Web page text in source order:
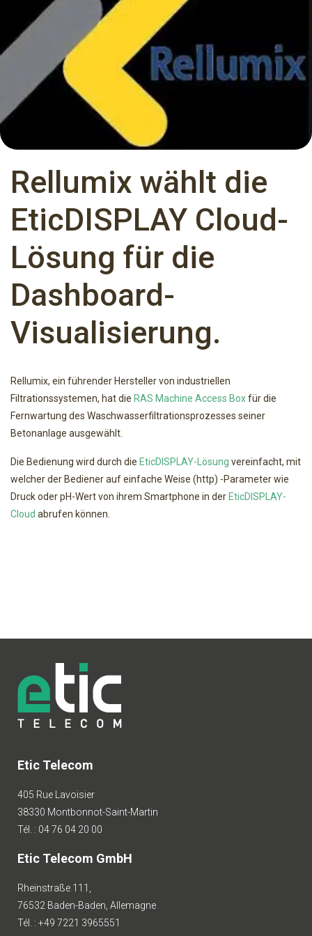
Rellumix wählt die
EticDISPLAY Cloud-
Lösung für die
Dashboard-
Visualisierung.
Rellumix, ein führender Hersteller von industriellen
Filtrationssystemen, hat die RAS Machine Access Boxfür die
Fernwartung des Waschwasserfiltrationsprozesses seiner
Betonanlage ausgewählt.
Die Bedienung wird durch die EticDISPLAY-Lösung vereinfacht, mit
welcher der Bediener auf einfache Weise (http) -Parameter wie
Druck oder pH-Wert von ihrem Smartphone in der EticDISPLAY-
Cloud abrufen können.
Etic Telecom
405 Rue Lavoisier
38330 Montbonnot-Saint-Martin
Tél. : 04 76 04 20 00
Etic Telecom GmbH
Rheinstraße 111,
76532 Baden-Baden, Allemagne
Tél. : +49 7221 3965551